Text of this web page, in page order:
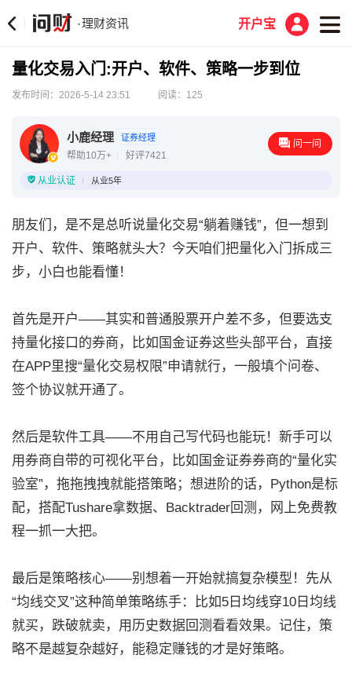
·理财资讯 开户宝
量化交易入门:开户、软件、策略一步到位
发布时间：2026-5-14 23:51 阅读：125
小鹿经理 证券经理
帮助10万+ 好评7421
问一问
从业认证 从业5年
朋友们，是不是总听说量化交易“躺着赚钱”，但一想到
开户、软件、策略就头大？今天咱们把量化入门拆成三
步，小白也能看懂！
首先是开户——其实和普通股票开户差不多，但要选支
持量化接口的券商，比如国金证券这些头部平台，直接
在APP里搜“量化交易权限”申请就行，一般填个问卷、
签个协议就开通了。
然后是软件工具——不用自己写代码也能玩！新手可以
用券商自带的可视化平台，比如国金证券券商的“量化实
验室”，拖拖拽拽就能搭策略；想进阶的话，Python是标
配，搭配Tushare拿数据、Backtrader回测，网上免费教
程一抓一大把。
最后是策略核心——别想着一开始就搞复杂模型！先从
“均线交叉”这种简单策略练手：比如5日均线穿10日均线
就买，跌破就卖，用历史数据回测看看效果。记住，策
略不是越复杂越好，能稳定赚钱的才是好策略。